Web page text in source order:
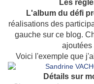
Les
L'album du défi
réalisations des
gauche sur ce blog.
ajoutées
Voici l'exemple que
Détails sur